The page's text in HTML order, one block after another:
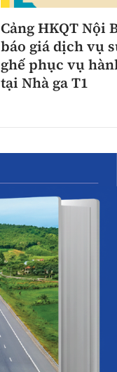
Cảng HKQT Nội
báo giá dịch vụ
ghế phục vụ
tại Nhà ga T1